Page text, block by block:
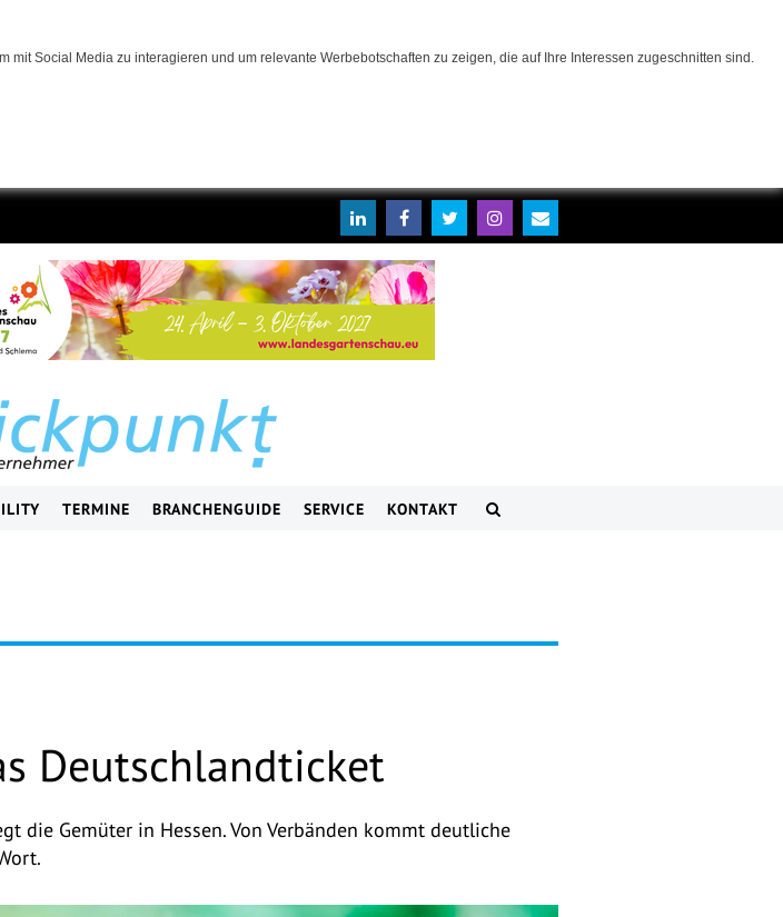
Social Media zu interagieren und um relevante Werbebotschaften zu zeigen, die auf Ihre Interessen zugeschnitten sind.
TERMINE BRANCHENGUIDE SERVICE KONTAKT
Deutschlandticket
die Gemüter in Hessen. Von Verbänden kommt deutliche